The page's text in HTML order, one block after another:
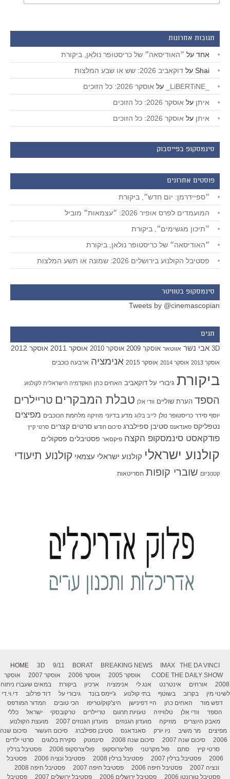
תגובות אחרונות
אחד על ״האודיסאה״ של כריסטופר נולאן, ביקורת
Shai על דוקאביב 2026: שש או שבע המלצות
על אוסקר 2026: כל הזוכים
איתן על אוסקר 2026: כל הזוכים
איתן על אוסקר 2026: כל הזוכים
סינמסקופ בפייסבוק
פוסטים אחרונים
״ספיידרמן: יום חדש״, ביקורת
המועמדים לפרס אופיר 2026: ״עצמאות״ מוביל
״תיכון מגשימים״, ביקורת
״האודיסאה״ של כריסטופר נולאן, ביקורת
פסטיבל הקולנוע בירושלים 2026: שמונה או תשע המלצות
סינמסקופ בטוויטר
Tweets by @cinemascopian
תגים
3D אבי נשר אווטאר אוסקר 2009 אוסקר 2010 אוסקר 2011 אוסקר 2012
אוסקר 2013 אוסקר 2014 אוסקר 2015 אנימציה ארבעה כוכבים
ביקורת גיבורי על דוקאביב האחים כהן האקדמיה הישראלית לקולנוע
הספד הערת שוליים וודי אלן טבלת המבקרים טריילרים
יוסף סידר כריסטופר נולן לייב בלוג מדע בדיוני מוזיקה מלחמת הכוכבים מפיצים
נטפליקס סאנדאנס סטיבן ספילברג סיכום חודש סרטים קצרים סרטי קיץ
פודקאסט סינמסקופ הקצה פיקסאר פסטיבלים פסקולים
קולנוע ישראלי קולנוע ישראלי עצמאי קולנוע תיעודי
קטנוניזם שוברי קופות תסריטאות
HOME 3D 9/11 BORAT BREAKING NEWS IMAX
THE DA VINCI
CODE THE DAILY SHOW אוסקר 2005 אוסקר 2006 אוסקר 2007
אוסקר
2008
אורחים אינטרנט אנג לי אנימציה ארכיון ביקורת
במאים שעברו ניתוח
לשינוי מין
בקרוב בשוטף בתי קולנוע ג'יימס בונד גיבורי על דוד פרלוב
די.וי.די
דפש מוד
האחים כהן היי דפינישן היצ'קוק/טריפו הכי טובים
המדור המודפס
הספד
וודי אלן טלוויזיה טעויות תרגום טריילרים טרקובסקי ישראל
כללי
מאבק היוצרים
מוזיקה מועדון הגנוזים מועדון הגנוזים 2007
מועצת הקולנוע
מפיצים
מר משיב ניו יורק סאנדאנס סטיבן ספילברג סיכום העשור
סיכום שנה
2006
סיכום שנה 2007 סיכום שנה 2008 סינמטק סקירת בלוגים
סרטי ילדים
סרטי קיץ
סתם פול מקרטני פוליצרוסקופ פוליצרסקופ 2006
פסטיבל ברלין
2006
פסטיבל ברלין 2007 פסטיבל ברלין 2008 פסטיבל ונציה 2006
פסטיבל
ונציה 2007
פסטיבל חיפה 2006 פסטיבל חיפה 2007
פסטיבל חיפה 2008
פסטיבל טורונטו 2006
פסטיבל ירושלים 2006 פסטיבל ירושלים 2007 פסטיבל